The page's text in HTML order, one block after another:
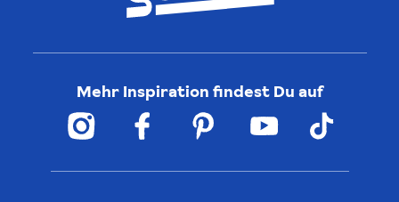
Mehr Inspiration findest Du auf